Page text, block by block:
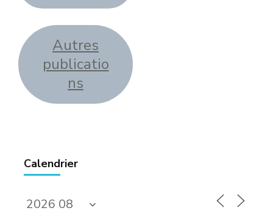
Autres
publicatio
ns
Calendrier